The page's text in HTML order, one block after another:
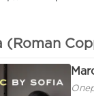
(Roman